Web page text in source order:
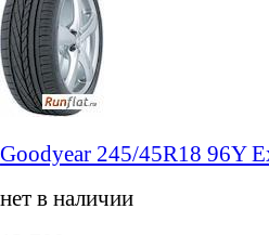
Goodyear 245/45R18 96Y
нет в наличии